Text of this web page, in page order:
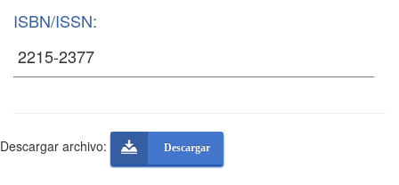
ISBN/ISSN:
Descargar archivo: Descargar